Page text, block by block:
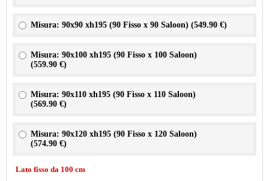
Misura: 90x90 xh195 (90 Fisso x 90 Saloon) (549.90 €)
Misura: 90x100 xh195 (90 Fisso x 100 Saloon)
(559.90 €)
Misura: 90x110 xh195 (90 Fisso x 110 Saloon)
(569.90 €)
Misura: 90x120 xh195 (90 Fisso x 120 Saloon)
(574.90 €)
Lato fisso da 100 cm